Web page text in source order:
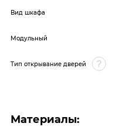
Вид шкафа
Модульный
Тип открывание дверей
Материалы: